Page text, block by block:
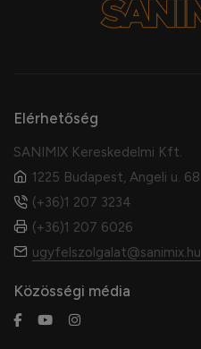
Elérhetőség
SANIMIX Kereskedelmi Kft.
1225 Budapest, Angeli u. 68
(+36)1 207 3234
(+36)1 207 6026
ugyfelszolgalat@sanimix.hu
Közösségi média